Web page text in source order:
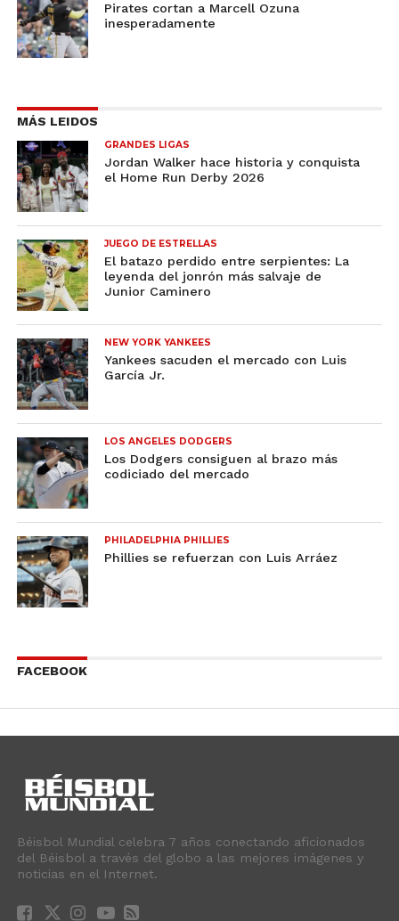
Pirates cortan a Marcell Ozuna
inesperadamente
MÁS LEIDOS
GRANDES LIGAS
Jordan Walker hace historia y conquista
el Home Run Derby 2026
JUEGO DE ESTRELLAS
El batazo perdido entre serpientes: La
leyenda del jonrón más salvaje de
Junior Caminero
NEW YORK YANKEES
Yankees sacuden el mercado con Luis
García Jr.
LOS ANGELES DODGERS
Los Dodgers consiguen al brazo más
codiciado del mercado
PHILADELPHIA PHILLIES
Phillies se refuerzan con Luis Arráez
FACEBOOK
Béisbol Mundial celebra 7 años conectando aficionados
del Béisbol a través del globo a las mejores imágenes y
noticias en el Internet.